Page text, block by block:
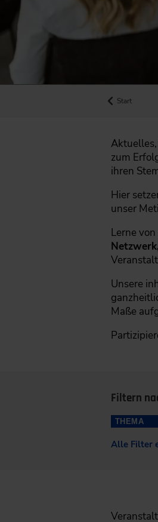
Start
zum
ihren
Hier
unser
Lerne
Unsere
Maße
Filtern
THEMA
Alle Filter